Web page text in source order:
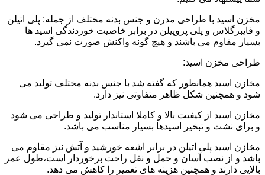
مخزن اسید با طراحی مدرن و جنس بدنه مختلف از جمله: پلی اتیلن
و فایبرگلاس و پلی پروپیلن در برابر خاصیت خوردندگی اسید ها
بسیار مقاوم می باشند و هیچ گونه واکنش صورت نمی گیرد.
طراحی مخزن اسید:
مخازن اسید همانطور که گفته شد با جنس بدنه مختلف تولید می
شود و همچنین شکل ظاهر متفاوتی نیز دارد.
مخازن اسید از کیفیت بالا و کاملا استاندار تولید و طراحی می شود
و برای نشت و تبخیر اسیدها بسیار مناسب می باشد.
مخازن اسید پلی اتیلن در برابر اشعه خورشید و آتش نیز مقاوم می
باشد و از نصب آسان و حمل و نقل راحت برخوردار است،طول عمر
بالایی دارند و همچنین هزینه های تعمیر را کاهش می دهد.